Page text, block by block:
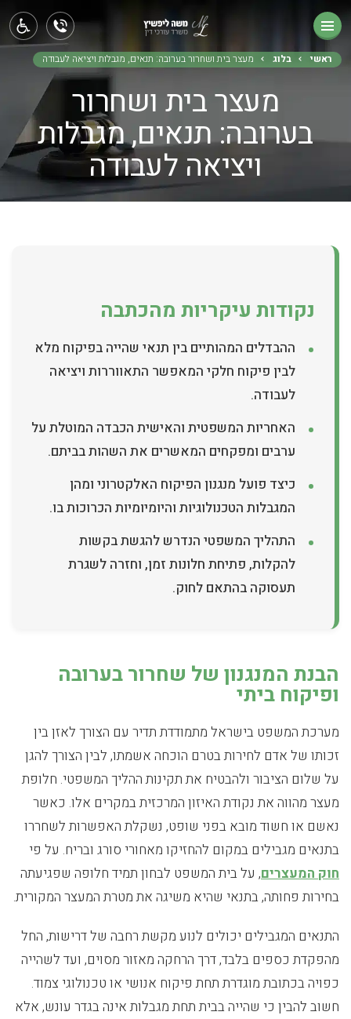
ראשי בלוג מעצר בית ושחרור בערובה: תנאים, מגבלות ויציאה לעבודה
מעצר בית ושחרור
בערובה: תנאים, מגבלות
ויציאה לעבודה
נקודות עיקריות מהכתבה
ההבדלים המהותיים בין תנאי שהייה בפיקוח מלא
לבין פיקוח חלקי המאפשר התאווררות ויציאה
לעבודה.
האחריות המשפטית והאישית הכבדה המוטלת על
ערבים ומפקחים המאשרים את השהות בביתם.
כיצד פועל מנגנון הפיקוח האלקטרוני ומהן
המגבלות הטכנולוגיות והיומיומיות הכרוכות בו.
התהליך המשפטי הנדרש להגשת בקשות
להקלות, פתיחת חלונות זמן, וחזרה לשגרת
תעסוקה בהתאם לחוק.
הבנת המנגנון של שחרור בערובה
ופיקוח ביתי
מערכת המשפט בישראל מתמודדת תדיר עם הצורך לאזן בין
זכותו של אדם לחירות בטרם הוכחה אשמתו, לבין הצורך להגן
על שלום הציבור ולהבטיח את תקינות ההליך המשפטי. חלופת
מעצר מהווה את נקודת האיזון המרכזית במקרים אלו. כאשר
נאשם או חשוד מובא בפני שופט, נשקלת האפשרות לשחררו
בתנאים מגבילים במקום להחזיקו מאחורי סורג ובריח. על פי
חוק המעצרים, על בית המשפט לבחון תמיד חלופה שפגיעתה
בחירות פחותה, בתנאי שהיא משיגה את מטרת המעצר המקורית.
התנאים המגבילים יכולים לנוע מקשת רחבה של דרישות, החל
מהפקדת כספים בלבד, דרך הרחקה מאזור מסוים, ועד לשהייה
כפויה בכתובת מוגדרת תחת פיקוח אנושי או טכנולוגי צמוד.
חשוב להבין כי שהייה בבית תחת מגבלות אינה בגדר עונש, אלא
ראשי
תחומי עיסוק
אודותינו
בלוג
צור קשר